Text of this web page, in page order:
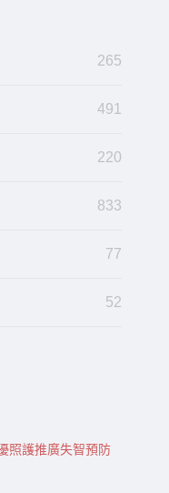
265
491
220
833
77
52
照護推廣失智預防